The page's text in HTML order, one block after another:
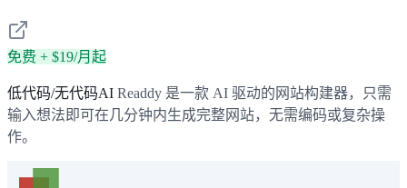
免费 + $19/月起
低代码/无代码AI Readdy 是一款 AI 驱动的网站构建器，只需
输入想法即可在几分钟内生成完整网站，无需编码或复杂操
作。